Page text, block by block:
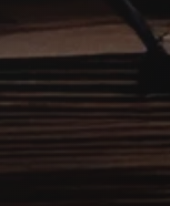
i Vojens
plan.